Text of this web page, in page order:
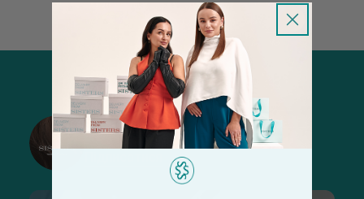
@sisters_stelmakh в Instagram